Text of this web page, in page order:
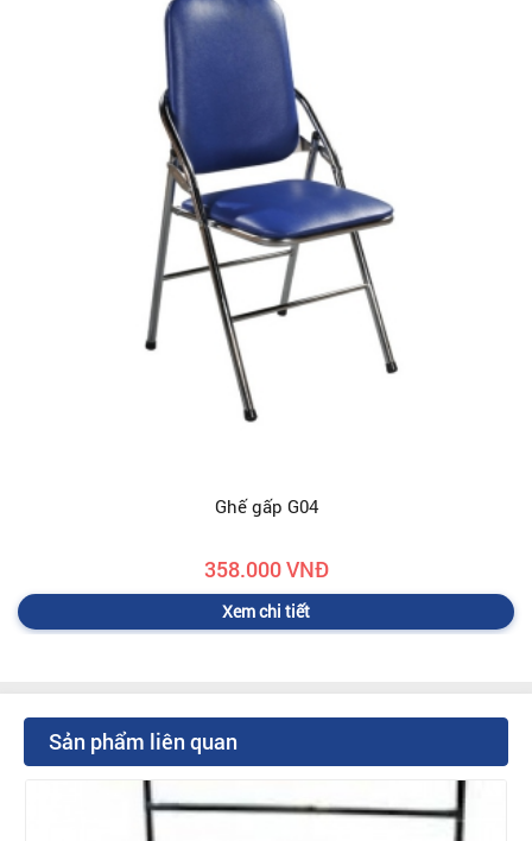
Ghế gấp G04
358.000 VNĐ
Xem chi tiết
Sản phẩm liên quan